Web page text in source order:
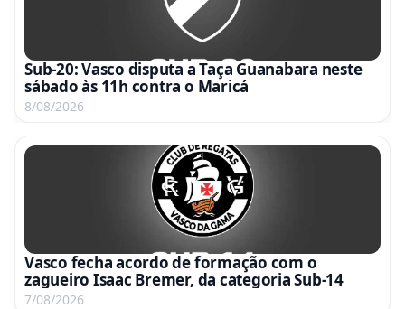
Sub-20: Vasco disputa a Taça Guanabara neste
sábado às 11h contra o Maricá
8/08/2026
Vasco fecha acordo de formação com o
zagueiro Isaac Bremer, da categoria Sub-14
7/08/2026